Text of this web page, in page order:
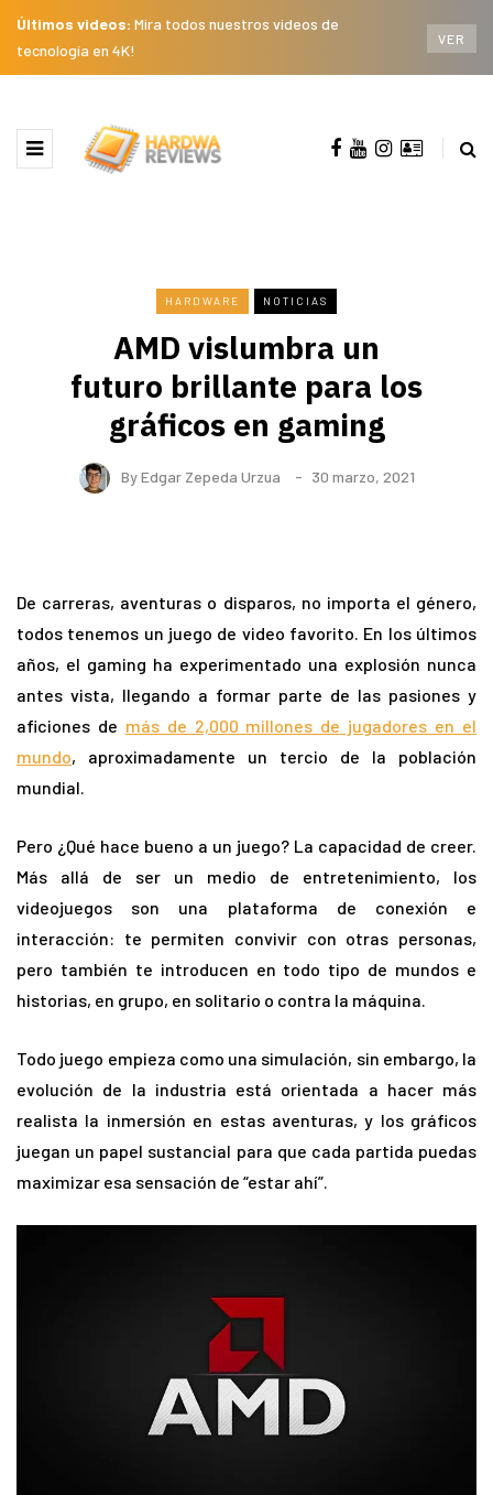
Últimos videos: Mira todos nuestros videos de
tecnología en 4K!
VER
HARDWARE NOTICIAS
AMD vislumbra un
futuro brillante para los
gráficos en gaming
ByEdgar Zepeda Urzua 30 marzo, 2021
De carreras, aventuras o disparos, no importa el género,
todos tenemos un juego de video favorito. En los últimos
años, el gaming ha experimentado una explosión nunca
antes vista, llegando a formar parte de las pasiones y
aficiones de más de 2,000 millones de jugadores en el
mundo, aproximadamente un tercio de la población
mundial.
Pero ¿Qué hace bueno a un juego? La capacidad de creer.
Más allá de ser un medio de entretenimiento, los
videojuegos son una plataforma de conexión e
interacción: te permiten convivir con otras personas,
pero también te introducen en todo tipo de mundos e
historias, en grupo, en solitario o contra la máquina.
Todo juego empieza como una simulación, sin embargo, la
evolución de la industria está orientada a hacer más
realista la inmersión en estas aventuras, y los gráficos
juegan un papel sustancial para que cada partida puedas
maximizar esa sensación de “estar ahí”.